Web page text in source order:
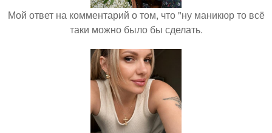
Мой ответ на комментарий о том, что "ну маникюр то всё
таки можно было бы сделать.